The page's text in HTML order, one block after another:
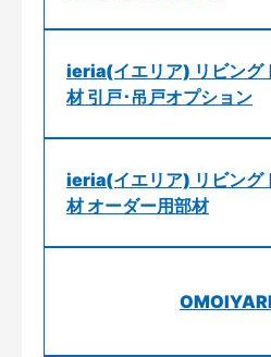
ieria(イエリア) リビング
材 引戸･吊戸オプション
ieria(イエリア) リビング
材 オーダー用部材